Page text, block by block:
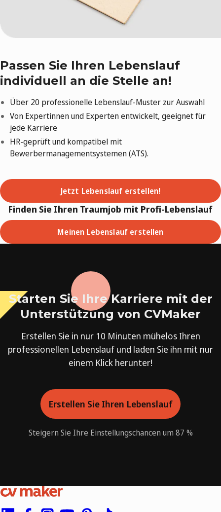
Passen Sie Ihren Lebenslauf
individuell an die Stelle an!
Über 20 professionelle Lebenslauf-Muster zur Auswahl
Von Expertinnen und Experten entwickelt, geeignet für
jede Karriere
HR-geprüft und kompatibel mit
Bewerbermanagementsystemen (ATS).
Jetzt Lebenslauf erstellen!
Finden Sie Ihren Traumjob mit Profi-Lebenslauf
Meinen Lebenslauf erstellen
Starten Sie Ihre Karriere mit der
Unterstützung von CVMaker
Erstellen Sie in nur 10 Minuten mühelos Ihren
professionellen Lebenslauf und laden Sie ihn mit nur
einem Klick herunter!
Erstellen Sie Ihren Lebenslauf
Steigern Sie Ihre Einstellungschancen um 87 %